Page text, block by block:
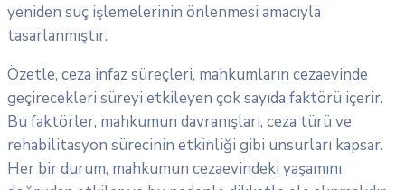
yeniden suç işlemelerinin önlenmesi amacıyla
tasarlanmıştır.
Özetle, ceza infaz süreçleri, mahkumların cezaevinde
geçirecekleri süreyi etkileyen çok sayıda faktörü içerir.
Bu faktörler, mahkumun davranışları, ceza türü ve
rehabilitasyon sürecinin etkinliği gibi unsurları kapsar.
Her bir durum, mahkumun cezaevindeki yaşamını